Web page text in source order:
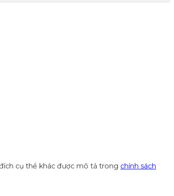
cụ thể khác được mô tả trong chính sách